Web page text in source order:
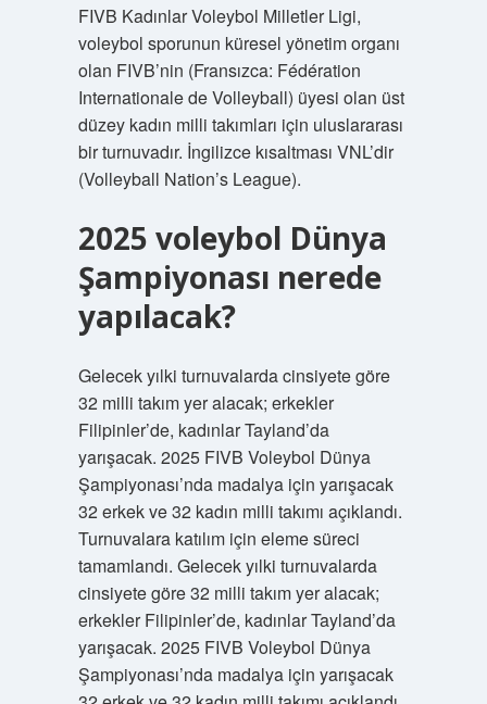
FIVB Kadınlar Voleybol Milletler Ligi,
voleybol sporunun küresel yönetim organı
olan FIVB’nin (Fransızca: Fédération
Internationale de Volleyball) üyesi olan üst
düzey kadın milli takımları için uluslararası
bir turnuvadır. İngilizce kısaltması VNL’dir
(Volleyball Nation’s League).
2025 voleybol Dünya
Şampiyonası nerede
yapılacak?
Gelecek yılki turnuvalarda cinsiyete göre
32 milli takım yer alacak; erkekler
Filipinler’de, kadınlar Tayland’da
yarışacak. 2025 FIVB Voleybol Dünya
Şampiyonası’nda madalya için yarışacak
32 erkek ve 32 kadın milli takımı açıklandı.
Turnuvalara katılım için eleme süreci
tamamlandı. Gelecek yılki turnuvalarda
cinsiyete göre 32 milli takım yer alacak;
erkekler Filipinler’de, kadınlar Tayland’da
yarışacak. 2025 FIVB Voleybol Dünya
Şampiyonası’nda madalya için yarışacak